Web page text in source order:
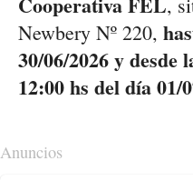
Newbery Nº 220,
30/06/2026 y desde
12:00 hs del día 01/
Anuncios